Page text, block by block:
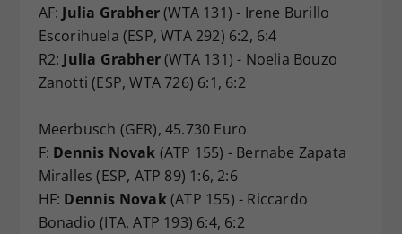
AF: Julia Grabher(WTA 131) - Irene Burillo
Escorihuela (ESP, WTA 292) 6:2, 6:4
R2: Julia Grabher(WTA 131) - Noelia Bouzo
Zanotti (ESP, WTA 726) 6:1, 6:2
Meerbusch (GER), 45.730 Euro
F: Dennis Novak (ATP 155) - Bernabe Zapata
Miralles (ESP, ATP 89) 1:6, 2:6
HF: Dennis Novak(ATP 155) - Riccardo
Bonadio (ITA, ATP 193) 6:4, 6:2